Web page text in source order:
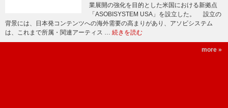
業展開の強化を目的とした米国における新拠点
「ASOBISYSTEM USA」を設立した。 設立の
背景には、日本発コンテンツへの海外需要の高まりがあり、アソビシステム
は、これまで所属・関連アーティス … 続きを読む
more »